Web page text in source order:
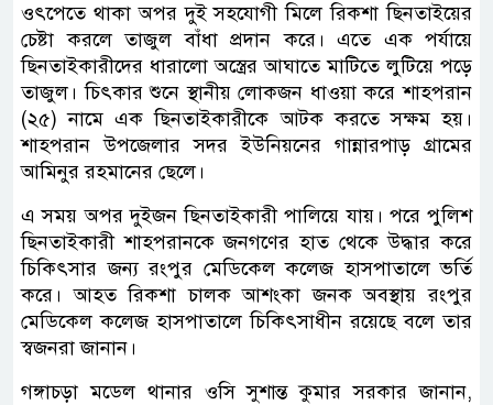
ওৎপেতে থাকা অপর দুই সহযোগী মিলে রিকশা ছিনতাইয়ের
চেষ্টা করলে তাজুল বাঁধা প্রদান করে। এতে এক পর্যায়ে
ছিনতাইকারীদের ধারালো অস্ত্রের আঘাতে মাটিতে লুটিয়ে পড়ে
তাজুল। চিৎকার শুনে স্থানীয় লোকজন ধাওয়া করে শাহপরান
(২৫) নামে এক ছিনতাইকারীকে আটক করতে সক্ষম হয়।
শাহপরান উপজেলার সদর ইউনিয়নের গান্নারপাড় গ্রামের
আমিনুর রহমানের ছেলে।
এ সময় অপর দুইজন ছিনতাইকারী পালিয়ে যায়। পরে পুলিশ
ছিনতাইকারী শাহপরানকে জনগণের হাত থেকে উদ্ধার করে
চিকিৎসার জন্য রংপুর মেডিকেল কলেজ হাসপাতালে ভর্তি
করে। আহত রিকশা চালক আশংকা জনক অবস্থায় রংপুর
মেডিকেল কলেজ হাসপাতালে চিকিৎসাধীন রয়েছে বলে তার
স্বজনরা জানান।
গঙ্গাচড়া মডেল থানার ওসি সুশান্ত কুমার সরকার জানান,